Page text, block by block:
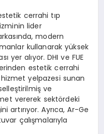
cerrahi tıp
lider
modern
kullanarak yüksek
yer alıyor. DHI ve FUE
estetik cerrahi
yelpazesi sunan
ve
vererek sektördeki
artırıyor. Ayrıca, Ar-Ge
çalışmalarıyla